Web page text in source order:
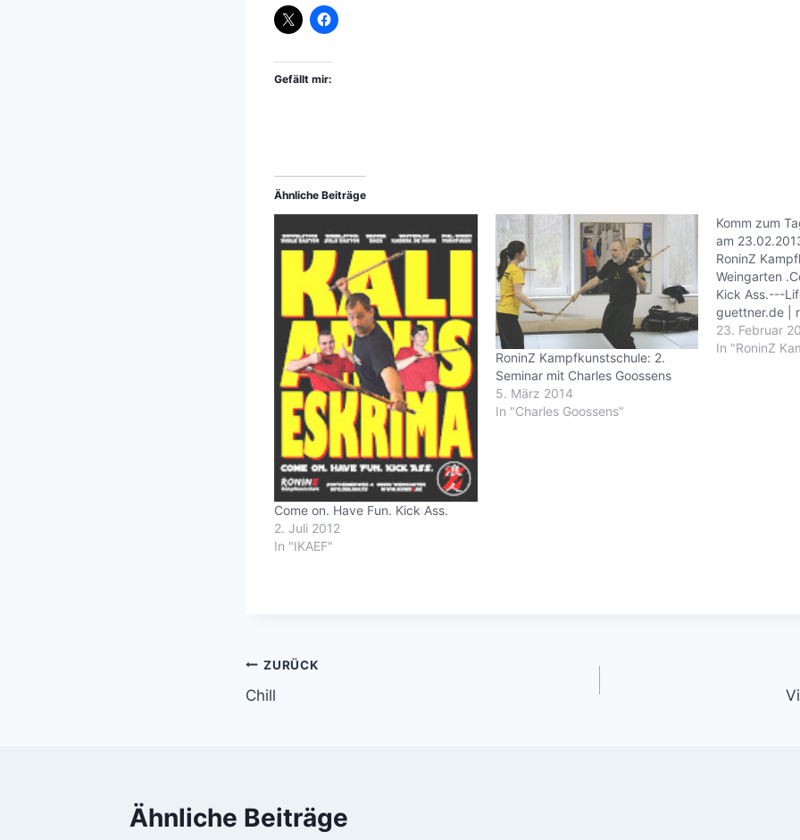
Gefällt mir:
Ähnliche Beiträge
Come on. Have Fun. Kick Ass.
2. Juli 2012
In "IKAEF"
RoninZ Kampfkunstschule: 2.
Seminar mit Charles Goossens
5. März 2014
In "Charles Goossens"
Komm zum
am
RoninZ
Weingarten
Kick Ass.---
guettner.de |
23. Februar
In "RoninZ
Beitragsnavigation
ZURÜCK
Chill
Ähnliche Beiträge